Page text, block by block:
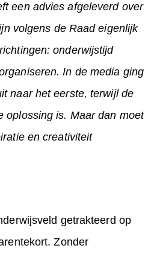
een advies afgeleverd over
volgens de Raad eigenlijk
onderwijstijd
In de media ging
naar het eerste, terwijl de
oplossing is. Maar dan moet
en creativiteit
getrakteerd op
Zonder